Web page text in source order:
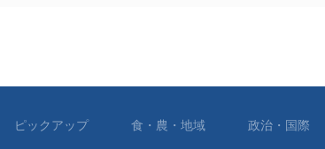
ピックアップ 食・農・地域 政治・国際